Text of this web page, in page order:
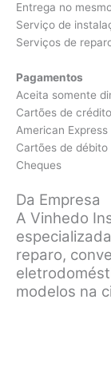
Entrega no
Serviço de
Serviços de
Pagamentos
Aceita somente
Cartões de crédito
American
Cartões de débito
Cheques
Da Empresa
A Vinhedo
reparo,
modelos na